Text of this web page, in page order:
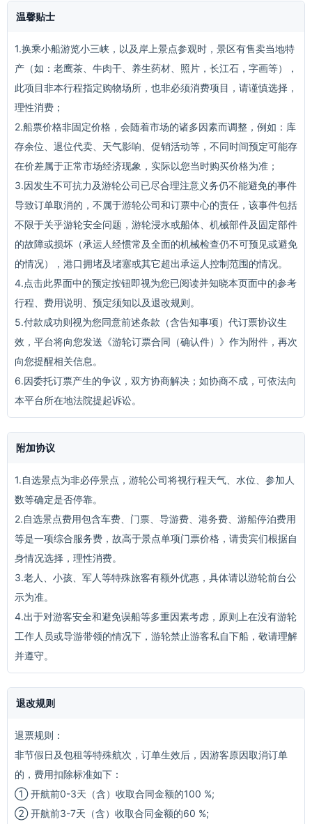
温馨贴士
1.换乘小船游览小三峡，以及岸上景点参观时，景区有售卖当地特
产（如：老鹰茶、牛肉干、养生药材、照片，长江石，字画等），
此项目非本行程指定购物场所，也非必须消费项目，请谨慎选择，
理性消费；
2.船票价格非固定价格，会随着市场的诸多因素而调整，例如：库
存余位、退位代卖、天气影响、促销活动等，不同时间预定可能存
在价差属于正常市场经济现象，实际以您当时购买价格为准；
3.因发生不可抗力及游轮公司已尽合理注意义务仍不能避免的事件
导致订单取消的，不属于游轮公司和订票中心的责任，该事件包括
不限于关乎游轮安全问题，游轮浸水或船体、机械部件及固定部件
的故障或损坏（承运人经惯常及全面的机械检查仍不可预见或避免
的情况），港口拥堵及堵塞或其它超出承运人控制范围的情况。
4.点击此界面中的预定按钮即视为您已阅读并知晓本页面中的参考
行程、费用说明、预定须知以及退改规则。
5.付款成功则视为您同意前述条款（含告知事项）代订票协议生
效，平台将向您发送《游轮订票合同（确认件）》作为附件，再次
向您提醒相关信息。
6.因委托订票产生的争议，双方协商解决；如协商不成，可依法向
本平台所在地法院提起诉讼。
附加协议
1.自选景点为非必停景点，游轮公司将视行程天气、水位、参加人
数等确定是否停靠。
2.自选景点费用包含车费、门票、导游费、港务费、游船停泊费用
等是一项综合服务费，故高于景点单项门票价格，请贵宾们根据自
身情况选择，理性消费。
3.老人、小孩、军人等特殊旅客有额外优惠，具体请以游轮前台公
示为准。
4.出于对游客安全和避免误船等多重因素考虑，原则上在没有游轮
工作人员或导游带领的情况下，游轮禁止游客私自下船，敬请理解
并遵守。
退改规则
退票规则：
非节假日及包租等特殊航次，订单生效后，因游客原因取消订单
的，费用扣除标准如下：
① 开航前0-3天（含）收取合同金额的100 %;
② 开航前3-7天（含）收取合同金额的60 %;